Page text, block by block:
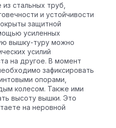
стальных труб,
и устойчивости
защитной
усиленных
вышку-туру можно
усилий
на другое. В момент
зафиксировать
опорами,
колесом. Также ими
высоту вышки. Это
на неровной